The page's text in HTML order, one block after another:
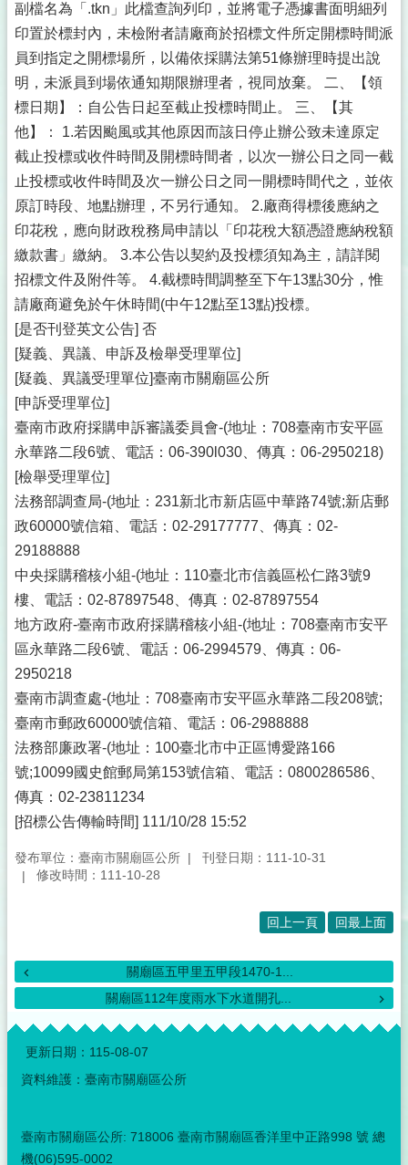
副檔名為「.tkn」此檔查詢列印，並將電子憑據書面明細列
印置於標封內，未檢附者請廠商於招標文件所定開標時間派
員到指定之開標場所，以備依採購法第51條辦理時提出說
明，未派員到場依通知期限辦理者，視同放棄。 二、【領
標日期】：自公告日起至截止投標時間止。 三、【其
他】： 1.若因颱風或其他原因而該日停止辦公致未達原定
截止投標或收件時間及開標時間者，以次一辦公日之同一截
止投標或收件時間及次一辦公日之同一開標時間代之，並依
原訂時段、地點辦理，不另行通知。 2.廠商得標後應納之
印花稅，應向財政稅務局申請以「印花稅大額憑證應納稅額
繳款書」繳納。 3.本公告以契約及投標須知為主，請詳閱
招標文件及附件等。 4.截標時間調整至下午13點30分，惟
請廠商避免於午休時間(中午12點至13點)投標。
[是否刊登英文公告] 否
[疑義、異議、申訴及檢舉受理單位]
[疑義、異議受理單位]臺南市關廟區公所
[申訴受理單位]
臺南市政府採購申訴審議委員會-(地址：708臺南市安平區
永華路二段6號、電話：06-390l030、傳真：06-2950218)
[檢舉受理單位]
法務部調查局-(地址：231新北市新店區中華路74號;新店郵
政60000號信箱、電話：02-29177777、傳真：02-
29188888
中央採購稽核小組-(地址：110臺北市信義區松仁路3號9
樓、電話：02-87897548、傳真：02-87897554
地方政府-臺南市政府採購稽核小組-(地址：708臺南市安平
區永華路二段6號、電話：06-2994579、傳真：06-
2950218
臺南市調查處-(地址：708臺南市安平區永華路二段208號;
臺南市郵政60000號信箱、電話：06-2988888
法務部廉政署-(地址：100臺北市中正區博愛路166
號;10099國史館郵局第153號信箱、電話：0800286586、
傳真：02-23811234
[招標公告傳輸時間] 111/10/28 15:52
發布單位：臺南市關廟區公所
刊登日期：111-10-31
修改時間：111-10-28
回上一頁 回最上面
關廟區五甲里五甲段1470-1...
關廟區112年度雨水下水道開孔...
:::
更新日期： 115-08-07
資料維護：臺南市關廟區公所
臺南市關廟區公所: 718006 臺南市關廟區香洋里中正路998 號 總
機(06)595-0002